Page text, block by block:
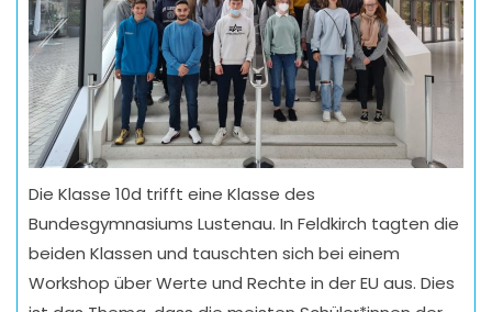
Die Klasse 10d trifft eine Klasse des
Bundesgymnasiums Lustenau. In Feldkirch tagten die
beiden Klassen und tauschten sich bei einem
Workshop über Werte und Rechte in der EU aus. Dies